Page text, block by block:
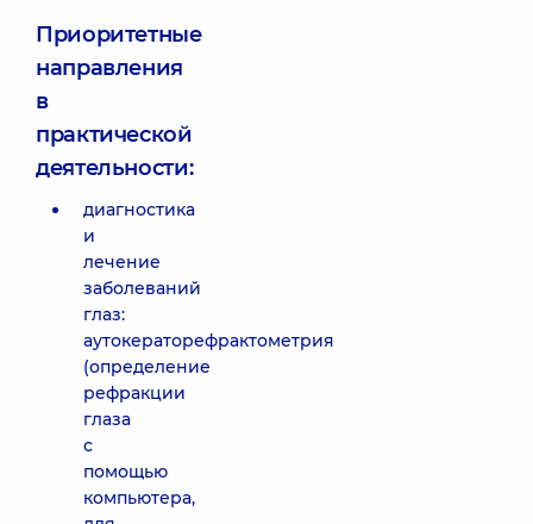
Приоритетные
направления
в
практической
деятельности:
диагностика
и
лечение
заболеваний
глаз:
аутокераторефрактометрия
(определение
рефракции
глаза
с
помощью
компьютера,